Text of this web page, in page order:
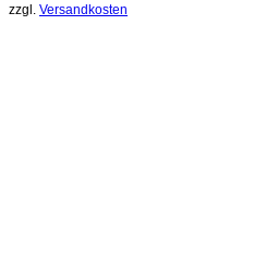
zzgl. Versandkosten